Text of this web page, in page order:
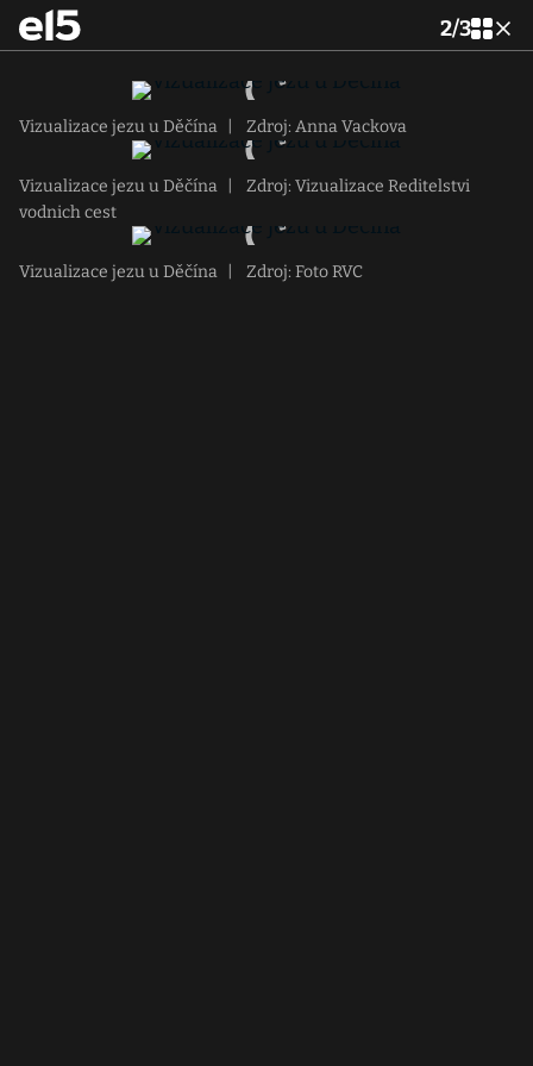
2/3
Vizualizace jezu u Děčína Zdroj: Anna Vackova
Vizualizace jezu u Děčína
Zdroj: Vizualizace Reditelstvi
vodnich cest
Vizualizace jezu u Děčína Zdroj: Foto RVC